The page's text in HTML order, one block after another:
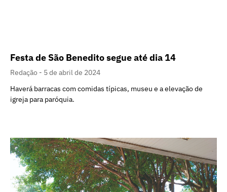
Festa de São Benedito segue até dia 14
Redação
5 de abril de 2024
Haverá barracas com comidas típicas, museu e a elevação de
igreja para paróquia.